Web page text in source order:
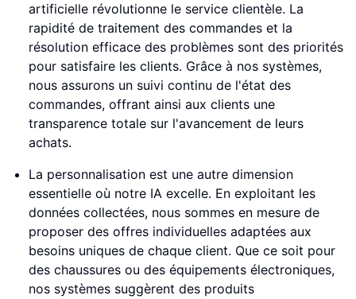
artificielle révolutionne le service clientèle. La
rapidité de traitement des commandes et la
résolution efficace des problèmes sont des priorités
pour satisfaire les clients. Grâce à nos systèmes,
nous assurons un suivi continu de l'état des
commandes, offrant ainsi aux clients une
transparence totale sur l'avancement de leurs
achats.
La personnalisation est une autre dimension
essentielle où notre IA excelle. En exploitant les
données collectées, nous sommes en mesure de
proposer des offres individuelles adaptées aux
besoins uniques de chaque client. Que ce soit pour
des chaussures ou des équipements électroniques,
nos systèmes suggèrent des produits